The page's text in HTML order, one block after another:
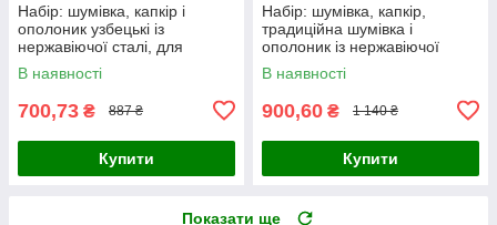
Набір: шумівка, капкір і
ополоник узбецькі із
нержавіючої сталі, для
казанів об'ємом 8-22 л
В наявності
700,73 ₴ 887 ₴
Купити
Набір: шумівка, капкір,
традиційна шумівка і
ополоник із нержавіючої
сталі, 470 мм, для казанів
об'ємом 8-22 л
В наявності
900,60 ₴ 1 140 ₴
Купити
Показати ще